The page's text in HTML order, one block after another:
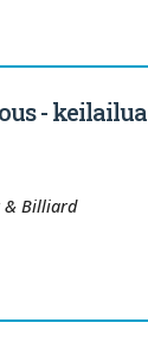
- keilailua
& Billiard